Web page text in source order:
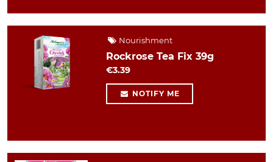
Nourishment
Rockrose Tea Fix 39g
€3.39
NOTIFY ME